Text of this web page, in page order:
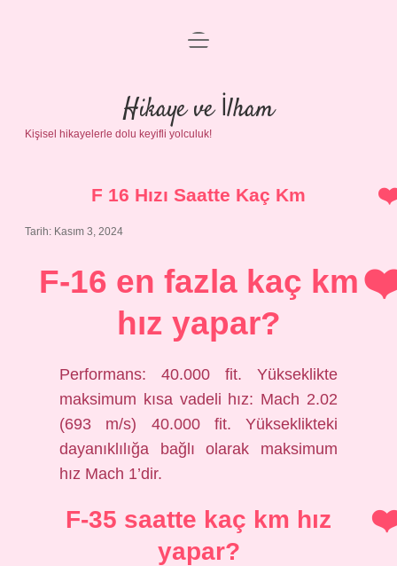
Anasayfa
Gizlilik Politikası
Yasal Uyarı
menüyü
Hikaye ve İlham
Kişisel hikayelerle dolu keyifli yolculuk!
F 16 Hızı Saatte Kaç Km
Tarih: Kasım 3, 2024
F-16 en fazla kaç km
hız yapar?
Performans: 40.000 fit. Yükseklikte
maksimum kısa vadeli hız: Mach 2.02
(693 m/s) 40.000 fit. Yükseklikteki
dayanıklılığa bağlı olarak maksimum
hız Mach 1’dir.
F-35 saatte kaç km hız
yapar?